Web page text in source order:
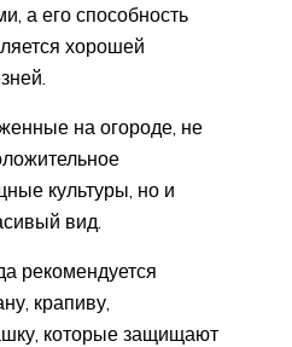
а его способность
хорошей
на огороде, не
культуры, но и
вид.
рекомендуется
крапиву,
которые защищают